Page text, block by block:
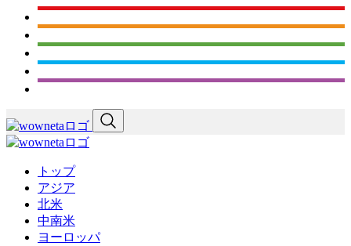
トップ
アジア
北米
中南米
ヨーロッパ